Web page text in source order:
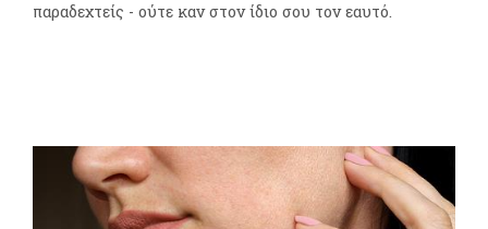
παραδεχτείς - ούτε καν στον ίδιο σου τον εαυτό.